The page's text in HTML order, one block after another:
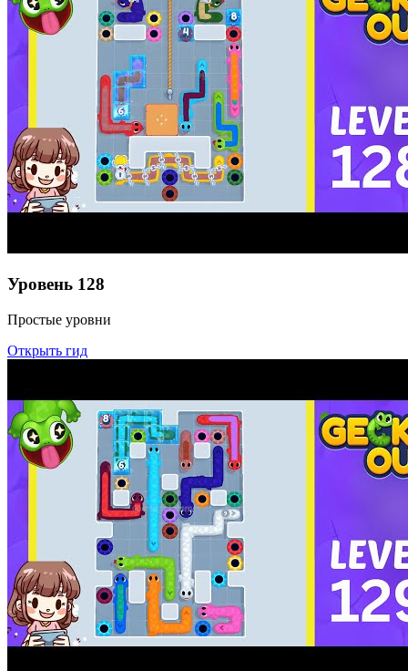
Уровень 128
Простые уровни
Открыть гид